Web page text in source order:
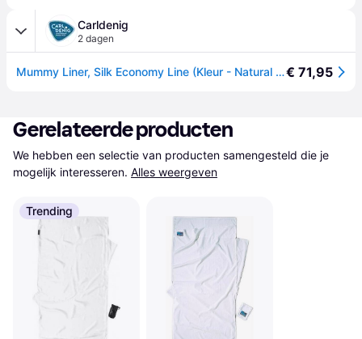
Carldenig
2 dagen
Mummy Liner, Silk Economy Line (Kleur - Natural silk)€ 71,95
Gerelateerde producten
We hebben een selectie van producten samengesteld die je
mogelijk interesseren. Alles weergeven
Trending